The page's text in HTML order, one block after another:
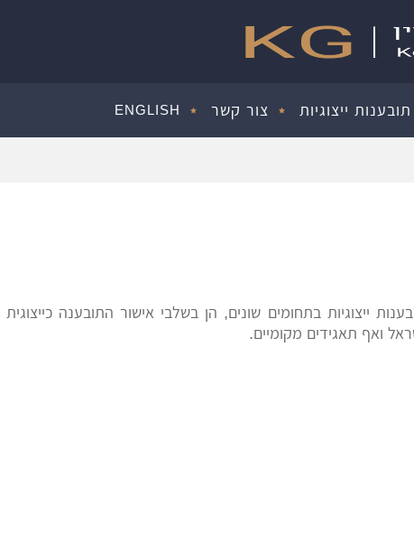
תובענות ייצוגיות צור קשר ENGLISH
ייצוגיות בתחומים שונים, הן בשלבי אישור התובענה
ואף תאגידים מקומיים.